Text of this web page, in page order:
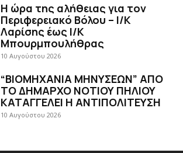
H ώρα της αλήθειας για τον
Περιφερειακό Βόλου – Ι/Κ
Λαρίσης έως Ι/Κ
Μπουρμπουλήθρας
10 Αυγούστου 2026
“ΒΙΟΜΗΧΑΝΙΑ ΜΗΝΥΣΕΩΝ” ΑΠΟ
ΤΟ ΔΗΜΑΡΧΟ ΝΟΤΙΟΥ ΠΗΛΙΟΥ
ΚΑΤΑΓΓΕΛΕΙ Η ΑΝΤΙΠΟΛΙΤΕΥΣΗ
10 Αυγούστου 2026